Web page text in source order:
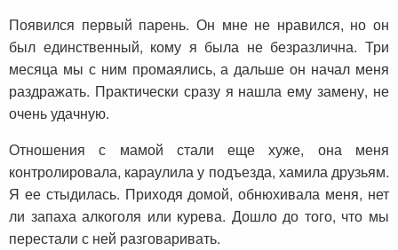
Появился первый парень. Он мне не нравился, но он
был единственный, кому я была не безразлична. Три
месяца мы с ним промаялись, а дальше он начал меня
раздражать. Практически сразу я нашла ему замену, не
очень удачную.
Отношения с мамой стали еще хуже, она меня
контролировала, караулила у подъезда, хамила друзьям.
Я ее стыдилась. Приходя домой, обнюхивала меня, нет
ли запаха алкоголя или курева. Дошло до того, что мы
перестали с ней разговаривать.